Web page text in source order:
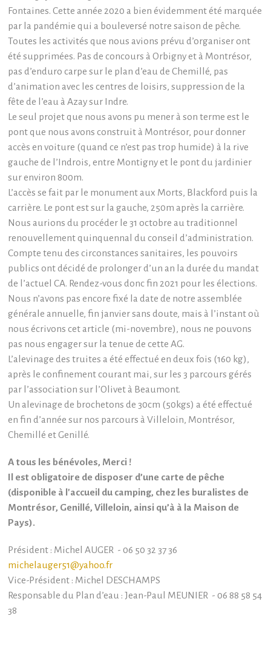
Fontaines. Cette année 2020 a bien évidemment été marquée
par la pandémie qui a bouleversé notre saison de pêche.
Toutes les activités que nous avions prévu d’organiser ont
été supprimées. Pas de concours à Orbigny et à Montrésor,
pas d’enduro carpe sur le plan d’eau de Chemillé, pas
d’animation avec les centres de loisirs, suppression de la
fête de l’eau à Azay sur Indre.
Le seul projet que nous avons pu mener à son terme est le
pont que nous avons construit à Montrésor, pour donner
accès en voiture (quand ce n’est pas trop humide) à la rive
gauche de l’Indrois, entre Montigny et le pont du jardinier
sur environ 800m.
L’accès se fait par le monument aux Morts, Blackford puis la
carrière. Le pont est sur la gauche, 250m après la carrière.
Nous aurions du procéder le 31 octobre au traditionnel
renouvellement quinquennal du conseil d’administration.
Compte tenu des circonstances sanitaires, les pouvoirs
publics ont décidé de prolonger d’un an la durée du mandat
de l’actuel CA. Rendez-vous donc fin 2021 pour les élections.
Nous n’avons pas encore fixé la date de notre assemblée
générale annuelle, fin janvier sans doute, mais à l’instant où
nous écrivons cet article (mi-novembre), nous ne pouvons
pas nous engager sur la tenue de cette AG.
L’alevinage des truites a été effectué en deux fois (160 kg),
après le confinement courant mai, sur les 3 parcours gérés
par l’association sur l’Olivet à Beaumont.
Un alevinage de brochetons de 30cm (50kgs) a été effectué
en fin d’année sur nos parcours à Villeloin, Montrésor,
Chemillé et Genillé.
A tous les bénévoles, Merci !
Il est obligatoire de disposer d’une carte de pêche
(disponible à l'accueil du camping, chez les buralistes de
Montrésor, Genillé, Villeloin, ainsi qu’à à la Maison de
Pays).
Président : Michel AUGER - 06 50 32 37 36
michelauger51@yahoo.fr
Vice-Président : Michel DESCHAMPS
Responsable du Plan d’eau : Jean-Paul MEUNIER - 06 88 58 54
38